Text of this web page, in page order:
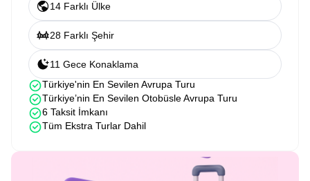
14 Farklı Ülke
28 Farklı Şehir
11 Gece Konaklama
Türkiye'nin En Sevilen Avrupa Turu
Türkiye’nin En Sevilen Otobüsle Avrupa Turu
6 Taksit İmkanı
Tüm Ekstra Turlar Dahil